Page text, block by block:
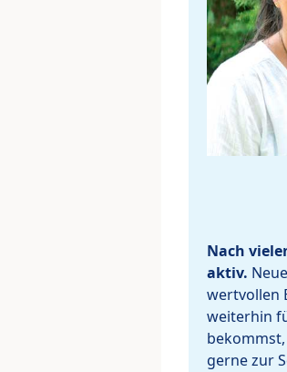
Nach
aktiv.
wertvollen
weiterhin
gerne zur